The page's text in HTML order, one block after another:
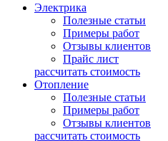
Электрика
Полезные статьи
Примеры работ
Отзывы клиентов
Прайс лист
рассчитать стоимость
Отопление
Полезные статьи
Примеры работ
Отзывы клиентов
рассчитать стоимость